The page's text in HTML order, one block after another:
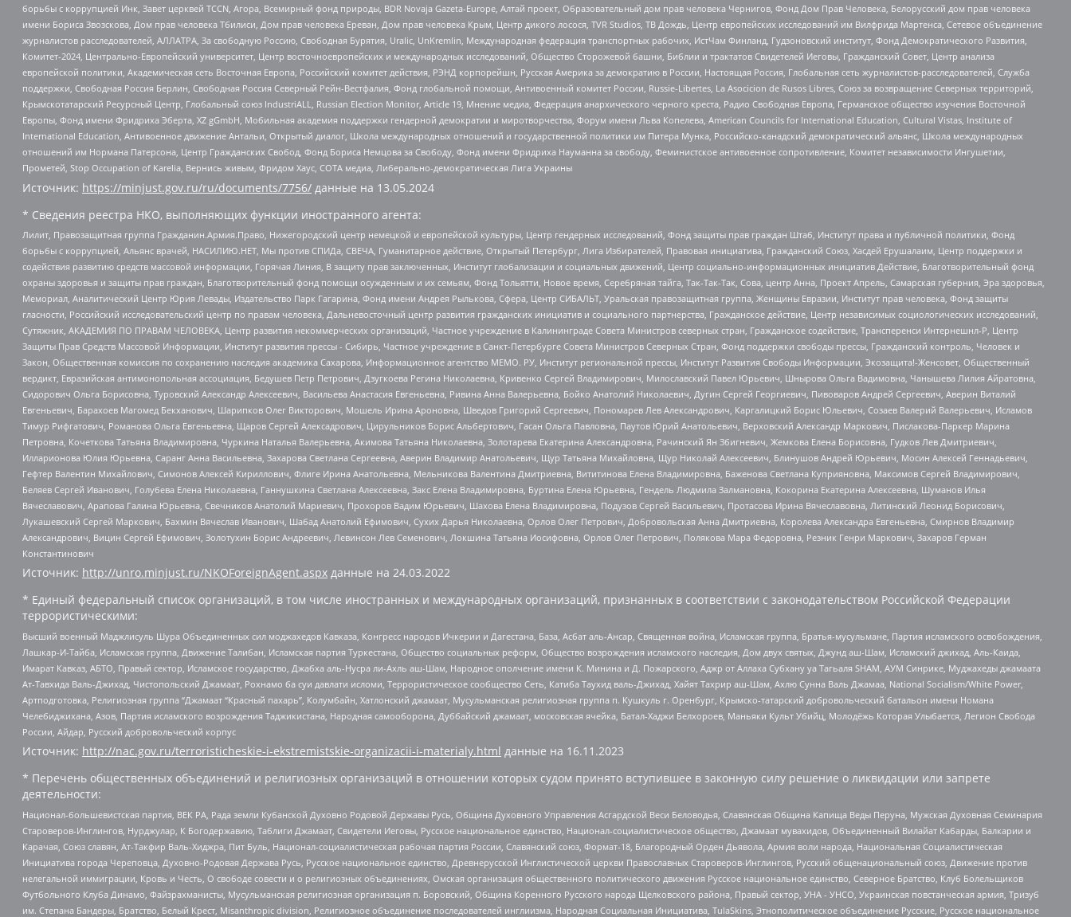
борьбы с коррупцией Инк, Завет церквей TCCN, Агора, Всемирный фонд природы, BDR Novaja Gazeta-Europe, Алтай проект, Образовательный дом прав человека Чернигов, Фонд Дом Прав Человека, Белорусский дом прав человека
имени Бориса Звозскова, Дом прав человека Тбилиси, Дом прав человека Ереван, Дом прав человека Крым, Центр дикого лосося, TVR Studios, ТВ Дождь, Центр европейских исследований им Вилфрида Мартенса, Сетевое объединение
журналистов расследователей, АЛЛАТРА, За свободную Россию, Свободная Бурятия, Uralic, UnKremlin, Международная федерация транспортных рабочих, ИстЧам Финланд, Гудзоновский институт, Фонд Демократического Развития,
Комитет-2024, Центрально-Европейский университет, Центр восточноевропейских и международных исследований, Общество Сторожевой башни, Библии и трактатов Свидетелей Иеговы, Гражданский Совет, Центр анализа
европейской политики, Академическая сеть Восточная Европа, Российский комитет действия, РЭНД корпорейшн, Русская Америка за демократию в России, Настоящая Россия, Глобальная сеть журналистов-расследователей, Служба
поддержки, Свободная Россия Берлин, Свободная Россия Северный Рейн-Вестфалия, Фонд глобальной помощи, Антивоенный комитет России, Russie-Libertes, La Asocicion de Rusos Libres, Союз за возвращение Северных территорий,
Крымскотатарский Ресурсный Центр, Глобальный союз IndustriALL, Russian Election Monitor, Article 19, Мнение медиа, Федерация анархического черного креста, Радио Свободная Европа, Германское общество изучения Восточной
Европы, Фонд имени Фридриха Эберта, XZ gGmbH, Мобильная академия поддержки гендерной демократии и миротворчества, Форум имени Льва Копелева, American Councils for International Education, Cultural Vistas, Institute of
International Education, Антивоенное движение Антальи, Открытый диалог, Школа международных отношений и государственной политики им Питера Мунка, Российско-канадский демократический альянс, Школа международных
отношений им Нормана Патерсона, Центр Гражданских Свобод, Фонд Бориса Немцова за Свободу, Фонд имени Фридриха Науманна за свободу, Феминистское антивоенное сопротивление, Комитет независимости Ингушетии,
Прометей, Stop Occupation of Karelia, Вернись живым, Фридом Хаус, СОТА медиа, Либерально-демократическая Лига Украины
Источник: https://minjust.gov.ru/ru/documents/7756/ данные на 13.05.2024
* Сведения реестра НКО, выполняющих функции иностранного агента:
Лилит, Правозащитная группа Гражданин.Армия.Право, Нижегородский центр немецкой и европейской культуры, Центр гендерных исследований, Фонд защиты прав граждан Штаб, Институт права и публичной политики, Фонд
борьбы с коррупцией, Альянс врачей, НАСИЛИЮ.НЕТ, Мы против СПИДа, СВЕЧА, Гуманитарное действие, Открытый Петербург, Лига Избирателей, Правовая инициатива, Гражданский Союз, Хасдей Ерушалаим, Центр поддержки и
содействия развитию средств массовой информации, Горячая Линия, В защиту прав заключенных, Институт глобализации и социальных движений, Центр социально-информационных инициатив Действие, Благотворительный фонд
охраны здоровья и защиты прав граждан, Благотворительный фонд помощи осужденным и их семьям, Фонд Тольятти, Новое время, Серебряная тайга, Так-Так-Так, Сова, центр Анна, Проект Апрель, Самарская губерния, Эра здоровья,
Мемориал, Аналитический Центр Юрия Левады, Издательство Парк Гагарина, Фонд имени Андрея Рылькова, Сфера, Центр СИБАЛЬТ, Уральская правозащитная группа, Женщины Евразии, Институт прав человека, Фонд защиты
гласности, Российский исследовательский центр по правам человека, Дальневосточный центр развития гражданских инициатив и социального партнерства, Гражданское действие, Центр независимых социологических исследований,
Сутяжник, АКАДЕМИЯ ПО ПРАВАМ ЧЕЛОВЕКА, Центр развития некоммерческих организаций, Частное учреждение в Калининграде Совета Министров северных стран, Гражданское содействие, Трансперенси Интернешнл-Р, Центр
Защиты Прав Средств Массовой Информации, Институт развития прессы - Сибирь, Частное учреждение в Санкт-Петербурге Совета Министров Северных Стран, Фонд поддержки свободы прессы, Гражданский контроль, Человек и
Закон, Общественная комиссия по сохранению наследия академика Сахарова, Информационное агентство МЕМО. РУ, Институт региональной прессы, Институт Развития Свободы Информации, Экозащита!-Женсовет, Общественный
вердикт, Евразийская антимонопольная ассоциация, Бедушев Петр Петрович, Дзугкоева Регина Николаевна, Кривенко Сергей Владимирович, Милославский Павел Юрьевич, Шнырова Ольга Вадимовна, Чанышева Лилия Айратовна,
Сидорович Ольга Борисовна, Туровский Александр Алексеевич, Васильева Анастасия Евгеньевна, Ривина Анна Валерьевна, Бойко Анатолий Николаевич, Дугин Сергей Георгиевич, Пивоваров Андрей Сергеевич, Аверин Виталий
Евгеньевич, Барахоев Магомед Бекханович, Шарипков Олег Викторович, Мошель Ирина Ароновна, Шведов Григорий Сергеевич, Пономарев Лев Александрович, Каргалицкий Борис Юльевич, Созаев Валерий Валерьевич, Исламов
Тимур Рифгатович, Романова Ольга Евгеньевна, Щаров Сергей Алексадрович, Цирульников Борис Альбертович, Гасан Ольга Павловна, Паутов Юрий Анатольевич, Верховский Александр Маркович, Пислакова-Паркер Марина
Петровна, Кочеткова Татьяна Владимировна, Чуркина Наталья Валерьевна, Акимова Татьяна Николаевна, Золотарева Екатерина Александровна, Рачинский Ян Збигневич, Жемкова Елена Борисовна, Гудков Лев Дмитриевич,
Илларионова Юлия Юрьевна, Саранг Анна Васильевна, Захарова Светлана Сергеевна, Аверин Владимир Анатольевич, Щур Татьяна Михайловна, Щур Николай Алексеевич, Блинушов Андрей Юрьевич, Мосин Алексей Геннадьевич,
Гефтер Валентин Михайлович, Симонов Алексей Кириллович, Флиге Ирина Анатольевна, Мельникова Валентина Дмитриевна, Вититинова Елена Владимировна, Баженова Светлана Куприяновна, Максимов Сергей Владимирович,
Беляев Сергей Иванович, Голубева Елена Николаевна, Ганнушкина Светлана Алексеевна, Закс Елена Владимировна, Буртина Елена Юрьевна, Гендель Людмила Залмановна, Кокорина Екатерина Алексеевна, Шуманов Илья
Вячеславович, Арапова Галина Юрьевна, Свечников Анатолий Мариевич, Прохоров Вадим Юрьевич, Шахова Елена Владимировна, Подузов Сергей Васильевич, Протасова Ирина Вячеславовна, Литинский Леонид Борисович,
Лукашевский Сергей Маркович, Бахмин Вячеслав Иванович, Шабад Анатолий Ефимович, Сухих Дарья Николаевна, Орлов Олег Петрович, Добровольская Анна Дмитриевна, Королева Александра Евгеньевна, Смирнов Владимир
Александрович, Вицин Сергей Ефимович, Золотухин Борис Андреевич, Левинсон Лев Семенович, Локшина Татьяна Иосифовна, Орлов Олег Петрович, Полякова Мара Федоровна, Резник Генри Маркович, Захаров Герман
Константинович
Источник: http://unro.minjust.ru/NKOForeignAgent.aspx данные на 24.03.2022
* Единый федеральный список организаций, в том числе иностранных и международных организаций, признанных в соответствии с законодательством Российской Федерации
террористическими:
Высший военный Маджлисуль Шура Объединенных сил моджахедов Кавказа, Конгресс народов Ичкерии и Дагестана, База, Асбат аль-Ансар, Священная война, Исламская группа, Братья-мусульмане, Партия исламского освобождения,
Лашкар-И-Тайба, Исламская группа, Движение Талибан, Исламская партия Туркестана, Общество социальных реформ, Общество возрождения исламского наследия, Дом двух святых, Джунд аш-Шам, Исламский джихад, Аль-Каида,
Имарат Кавказ, АБТО, Правый сектор, Исламское государство, Джабха аль-Нусра ли-Ахль аш-Шам, Народное ополчение имени К. Минина и Д. Пожарского, Аджр от Аллаха Субхану уа Тагьаля SHAM, АУМ Синрике, Муджахеды джамаата
Ат-Тавхида Валь-Джихад, Чистопольский Джамаат, Рохнамо ба суи давлати исломи, Террористическое сообщество Сеть, Катиба Таухид валь-Джихад, Хайят Тахрир аш-Шам, Ахлю Сунна Валь Джамаа, National Socialism/White Power,
Артподготовка, Религиозная группа “Джамаат “Красный пахарь”, Колумбайн, Хатлонский джамаат, Мусульманская религиозная группа п. Кушкуль г. Оренбург, Крымско-татарский добровольческий батальон имени Номана
Челебиджихана, Азов, Партия исламского возрождения Таджикистана, Народная самооборона, Дуббайский джамаат, московская ячейка, Батал-Хаджи Белхороев, Маньяки Культ Убийц, Молодёжь Которая Улыбается, Легион Свобода
России, Айдар, Русский добровольческий корпус
Источник: http://nac.gov.ru/terroristicheskie-i-ekstremistskie-organizacii-i-materialy.html данные на 16.11.2023
* Перечень общественных объединений и религиозных организаций в отношении которых судом принято вступившее в законную силу решение о ликвидации или запрете
деятельности:
Национал-большевистская партия, ВЕК РА, Рада земли Кубанской Духовно Родовой Державы Русь, Община Духовного Управления Асгардской Веси Беловодья, Славянская Община Капища Веды Перуна, Мужская Духовная Семинария
Староверов-Инглингов, Нурджулар, К Богодержавию, Таблиги Джамаат, Свидетели Иеговы, Русское национальное единство, Национал-социалистическое общество, Джамаат мувахидов, Объединенный Вилайат Кабарды, Балкарии и
Карачая, Союз славян, Ат-Такфир Валь-Хиджра, Пит Буль, Национал-социалистическая рабочая партия России, Славянский союз, Формат-18, Благородный Орден Дьявола, Армия воли народа, Национальная Социалистическая
Инициатива города Череповца, Духовно-Родовая Держава Русь, Русское национальное единство, Древнерусской Инглистической церкви Православных Староверов-Инглингов, Русский общенациональный союз, Движение против
нелегальной иммиграции, Кровь и Честь, О свободе совести и о религиозных объединениях, Омская организация общественного политического движения Русское национальное единство, Северное Братство, Клуб Болельщиков
Футбольного Клуба Динамо, Файзрахманисты, Мусульманская религиозная организация п. Боровский, Община Коренного Русского народа Щелковского района, Правый сектор, УНА - УНСО, Украинская повстанческая армия, Тризуб
им. Степана Бандеры, Братство, Белый Крест, Misanthropic division, Религиозное объединение последователей инглиизма, Народная Социальная Инициатива, TulaSkins, Этнополитическое объединение Русские, Русское национальное